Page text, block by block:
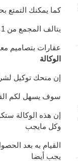
كما يمكنك التمتع
يتالف المجمع من 1 و 2 غرف نوم و 3 و 4 غرف نوم
عقارات بتصاميم
الوكالة
إن منحك توكيل
سوف يسهل لكم
إن هذه الوكالة
وكل مايجب
القيام به بعد
يجب أيضا